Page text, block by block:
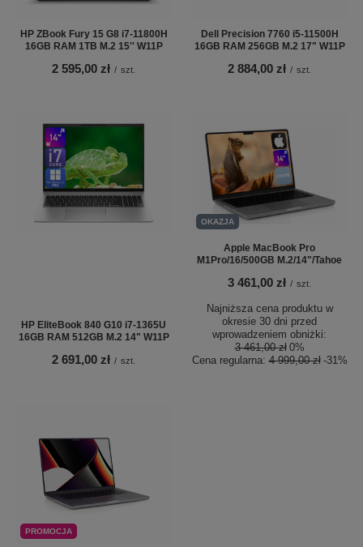
HP ZBook Fury 15 G8 i7-11800H
16GB RAM 1TB M.2 15'' W11P
2 595,00 zł / szt.
Dell Precision 7760 i5-11500H
16GB RAM 256GB M.2 17" W11P
2 884,00 zł / szt.
HP EliteBook 840 G10 i7-1365U
16GB RAM 512GB M.2 14" W11P
2 691,00 zł / szt.
OKAZJA
Apple MacBook Pro
M1Pro/16/500GB M.2/14"/Tahoe
3 461,00 zł / szt.
Najniższa cena produktu w
okresie 30 dni przed
wprowadzeniem obniżki:
3 461,00 zł 0%
Cena regularna:4 999,00 zł -31%
PROMOCJA